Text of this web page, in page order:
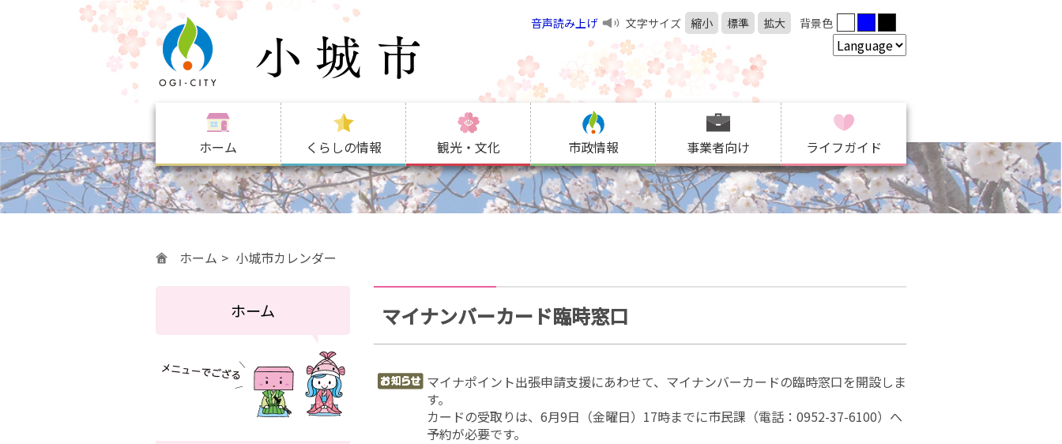
音声読み上げ 文字サイズ 縮小 標準 拡大 背景色
ホーム くらしの情報 観光・文化 市政情報 事業者向け ライフガイド
ホーム 小城市カレンダー
マイナンバーカード臨時窓口
マイナポイント出張申請支援にあわせて、マイナンバーカードの臨時窓口を開設しま
す。
カードの受取りは、6月9日（金曜日）17時までに市民課（電話：0952-37-6100）へ
予約が必要です。
ホーム